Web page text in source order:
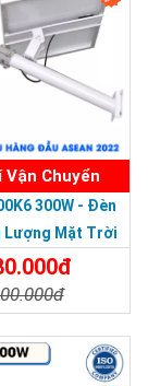
Vận Chuyển
300W - Đèn
Lượng Mặt Trời
- Solar